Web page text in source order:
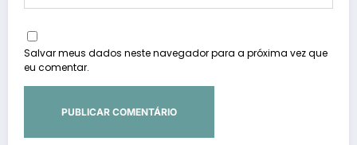
Salvar meus dados neste navegador para a próxima vez que
eu comentar.